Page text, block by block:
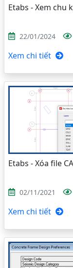
Etabs - Xem chu
22/01/2024
Xem chi tiết
Etabs - Xóa file
02/11/2021
Xem chi tiết